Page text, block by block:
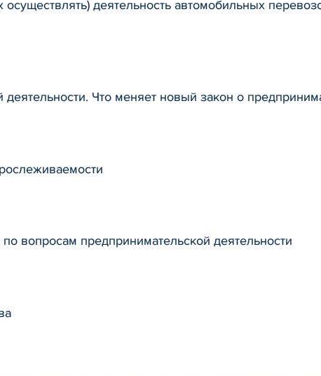
деятельность автомобильных
Что меняет новый закон о
вопросам предпринимательской деятельности